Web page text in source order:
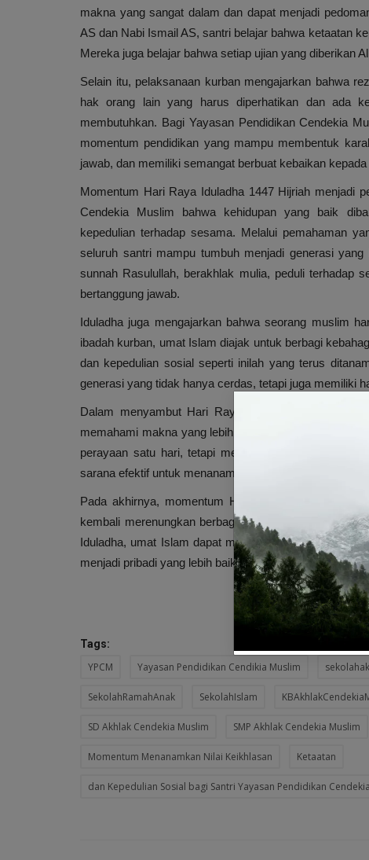
makna yang sangat dalam dan dapat menjadi
AS dan Nabi Ismail AS, santri belajar bahwa ketaatan
Mereka juga belajar bahwa setiap ujian yang diberikan
Selain itu, pelaksanaan kurban mengajarkan bahwa
hak orang lain yang harus diperhatikan dan ada
membutuhkan. Bagi Yayasan Pendidikan Cendekia
momentum pendidikan yang mampu membentuk
jawab, dan memiliki semangat berbuat kebaikan
Momentum Hari Raya Iduladha 1447 Hijriah menjadi
Cendekia Muslim bahwa kehidupan yang baik
kepedulian terhadap sesama. Melalui pemahaman
seluruh santri mampu tumbuh menjadi generasi
sunnah Rasulullah, berakhlak mulia, peduli terhadap
bertanggung jawab.
Iduladha juga mengajarkan bahwa seorang muslim
ibadah kurban, umat Islam diajak untuk berbagi
dan kepedulian sosial seperti inilah yang terus
generasi yang tidak hanya cerdas, tetapi juga memiliki
Dalam menyambut Hari Raya Iduladha, Yayasan
memahami makna yang lebih dalam dari perayaan ini.
perayaan satu hari, tetapi menjadi bagian dari
sarana efektif untuk menanamkan nilai-nilai keimanan,
Pada akhirnya, momentum Hari Raya Iduladha
kembali merenungkan berbagai pelajaran yang dapat
Iduladha, umat Islam dapat memperkuat ketaatan
menjadi pribadi yang lebih baik dalam kehidupan sehari-
Tags:
YPCM Yayasan Pendidikan Cendikia Muslim
SekolahRamahAnak SekolahIslam
SD Akhlak Cendekia Muslim SMP Akhlak Cendekia Muslim
Momentum Menanamkan Nilai Keikhlasan Ketaatan
dan Kepedulian Sosial bagi Santri Yayasan Pendidikan